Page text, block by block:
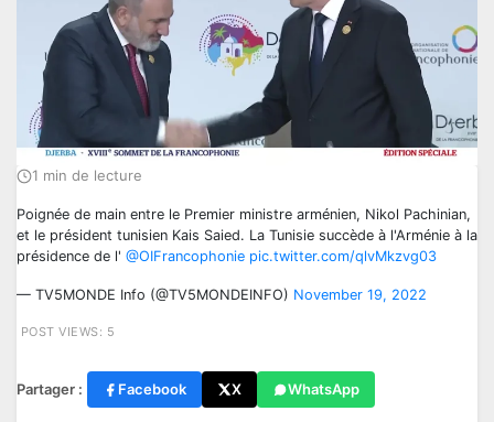
1 min de lecture
Poignée de main entre le Premier ministre arménien, Nikol Pachinian,
et le président tunisien Kais Saied. La Tunisie succède à l'Arménie à la
présidence de l' @OIFrancophonie pic.twitter.com/qlvMkzvg03
— TV5MONDE Info (@TV5MONDEINFO) November 19, 2022
POST VIEWS: 5
Partager : Facebook X WhatsApp